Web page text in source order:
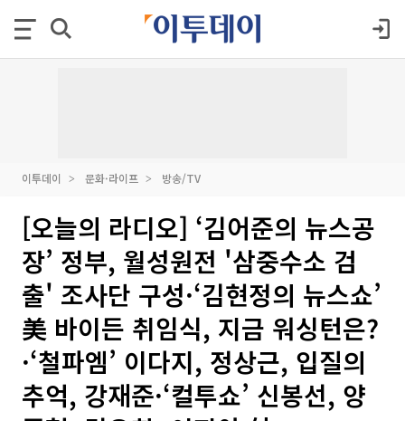
이투데이 문화·라이프 방송/TV
[오늘의 라디오] ‘김어준의 뉴스공
장’ 정부, 월성원전 '삼중수소 검
출' 조사단 구성·‘김현정의 뉴스쇼’
美 바이든 취임식, 지금 워싱턴은?
·‘철파엠’ 이다지, 정상근, 입질의
추억, 강재준·‘컬투쇼’ 신봉선, 양